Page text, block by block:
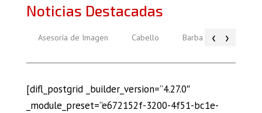
Noticias Destacadas
‹
Asesoría de Imagen Cabello Barba Piel
›
[difl_postgrid _builder_version=”4.27.0″
_module_preset=”e672152f-3200-4f51-bc1e-